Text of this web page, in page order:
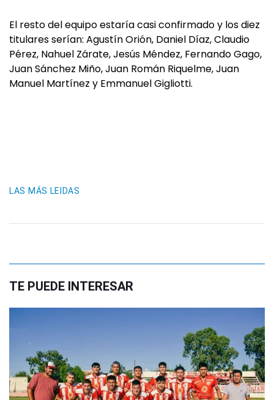
El resto del equipo estaría casi confirmado y los diez
titulares serían: Agustín Orión, Daniel Díaz, Claudio
Pérez, Nahuel Zárate, Jesús Méndez, Fernando Gago,
Juan Sánchez Miño, Juan Román Riquelme, Juan
Manuel Martínez y Emmanuel Gigliotti.
LAS MÁS LEIDAS
TE PUEDE INTERESAR